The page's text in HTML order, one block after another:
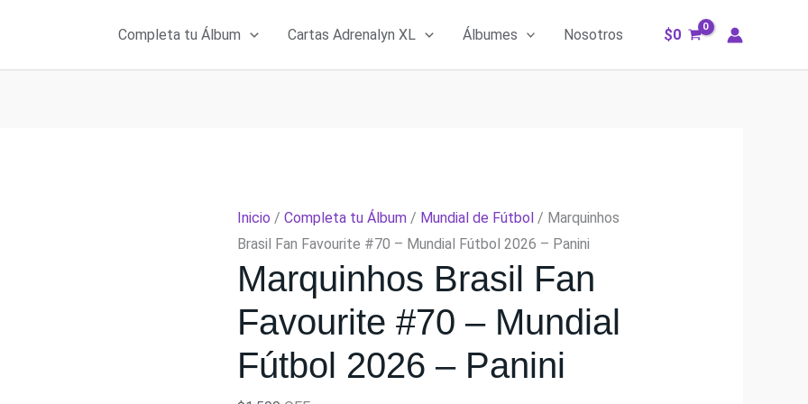
Completa tu Álbum Cartas Adrenalyn XL Álbumes Nosotros $0
Inicio /Completa tu Álbum / Mundial de Fútbol / Marquinhos
Brasil Fan Favourite #70 – Mundial Fútbol 2026 – Panini
Marquinhos Brasil Fan
Favourite #70 – Mundial
Fútbol 2026 – Panini